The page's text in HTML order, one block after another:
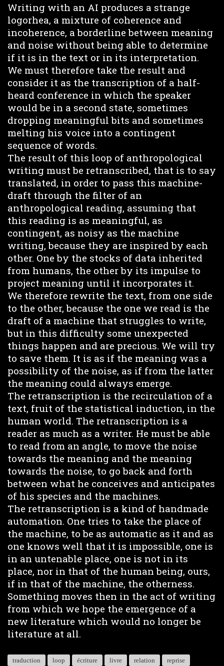
Writing with an AI produces a strange
logorhea, a mixture of coherence and
incoherence, a borderline between meaning
and noise without being able to determine
if it is in the text or in its interpretation.
We must therefore take the result and
consider it as the transcription of a half-
heard conference in which the speaker
would be in a second state, sometimes
dropping meaningful bits and sometimes
melting his voice into a contingent
sequence of words.
The result of this loop of anthropological
writing must be retranscribed, that is to say
translated, in order to pass this machine-
draft through the filter of an
anthropological reading, assuming that
this reading is as meaningful, as
contingent, as noisy as the machine
writing, because they are inspired by each
other. One by the stocks of data inherited
from humans, the other by its impulse to
project meaning until it incorporates it.
We therefore rewrite the text, from one side
to the other, because the one we read is the
draft of a machine that struggles to write,
but in this difficulty some unexpected
things happen and are precious. We will try
to save them. It is as if the meaning was a
possibility of the noise, as if from the latter
the meaning could always emerge.
The retranscription is the recirculation of a
text, fruit of the statistical induction, in the
human world. The retranscription is a
reader as much as a writer. He must be able
to read from an angle, to move the noise
towards the meaning and the meaning
towards the noise, to go back and forth
between what he conceives and anticipates
of his species and the machines.
The retranscription is a kind of handmade
automation. One tries to take the place of
the machine, to be as automatic as it and as
one knows well that it is impossible, one is
in an untenable place, one is not in its
place, nor in that of the human being, ours,
if in that of the machine, the otherness.
Something moves then in the act of writing
from which we hope the emergence of a
new literature which would no longer be
literature at all.
traduction loop écriture livre relation reprise